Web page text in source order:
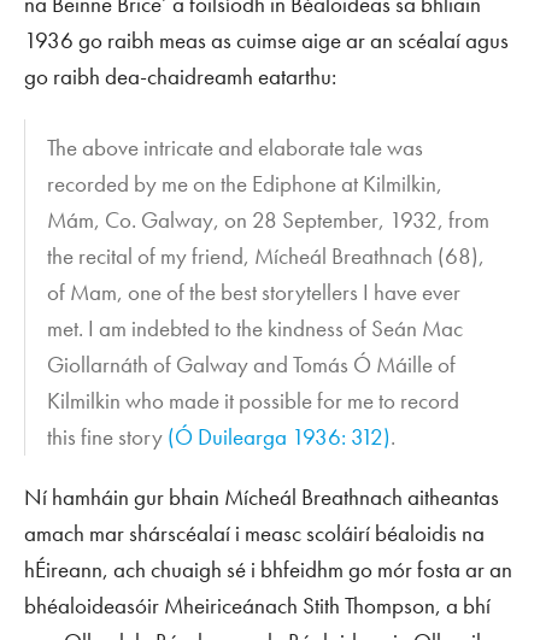
1936 go raibh meas as cuimse aige ar an scéalaí agus
go raibh dea-chaidreamh eatarthu:
The above intricate and elaborate tale was
recorded by me on the Ediphone at Kilmilkin,
Mám, Co. Galway, on 28 September, 1932, from
the recital of my friend, Mícheál Breathnach (68),
of Mam, one of the best storytellers I have ever
met. I am indebted to the kindness of Seán Mac
Giollarnáth of Galway and Tomás Ó Máille of
Kilmilkin who made it possible for me to record
this fine story (Ó Duilearga 1936: 312).
Ní hamháin gur bhain Mícheál Breathnach aitheantas
amach mar shárscéalaí i measc scoláirí béaloidis na
hÉireann, ach chuaigh sé i bhfeidhm go mór fosta ar an
bhéaloideasóir Mheiriceánach Stith Thompson, a bhí